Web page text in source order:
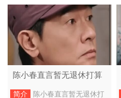
陈小春直言暂无退休打算
见过不少人退休后状态下
简介
陈小春直言暂无退休打